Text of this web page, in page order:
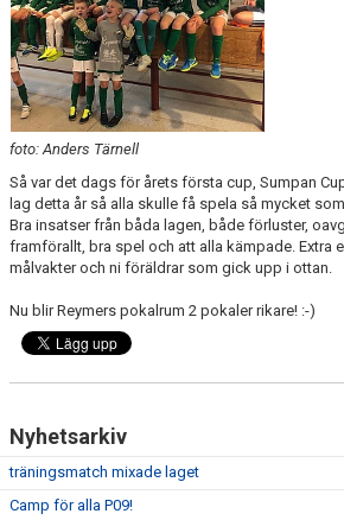
foto: Anders Tärnell
Så var det dags för årets första cup, Sumpan
lag detta år så alla skulle få spela så mycket
Bra insatser från båda lagen, både förluster,
framförallt, bra spel och att alla kämpade. Extra
målvakter och ni föräldrar som gick upp i ottan.
Nu blir Reymers pokalrum 2 pokaler rikare! :-)
Nyhetsarkiv
träningsmatch mixade laget
Camp för alla P09!